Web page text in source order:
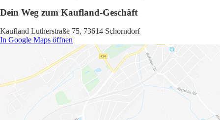
Dein Weg zum Kaufland-Geschäft
Kaufland Lutherstraße 75, 73614 Schorndorf
In Google Maps öffnen